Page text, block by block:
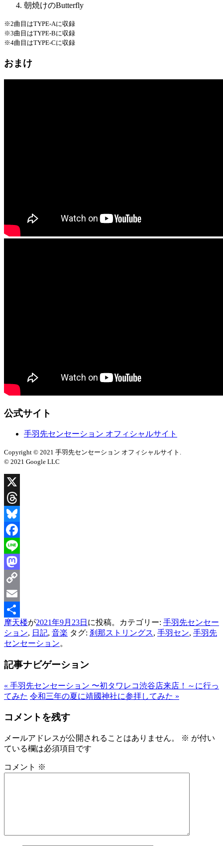
朝焼けのButterfly
※2曲目はTYPE-Aに収録
※3曲目はTYPE-Bに収録
※4曲目はTYPE-Cに収録
おまけ
公式サイト
手羽先センセーション オフィシャルサイト
Copyright © 2021 手羽先センセーション オフィシャルサイト.
© 2021 Google LLC
X
Threads
Bluesky
Facebook
Line
Mastodon
Copy
Link
Email
共
有
摩天楼が2021年9月23日 に投稿。カテゴリー: 手羽先センセー
ション, 日記, 音楽 タグ: 刹那ストリングス, 手羽セン, 手羽先
センセーション。
記事ナビゲーション
« 手羽先センセーション 〜初タワレコ渋谷店来店！～に行っ
てみた 令和三年の夏に靖國神社に参拝してみた »
コメントを残す
メールアドレスが公開されることはありません。 ※ が付い
ている欄は必須項目です
コメント ※